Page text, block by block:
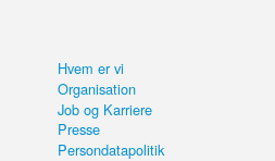
Hvem er vi
Organisation
Job og Karriere
Presse
Persondatapolitik